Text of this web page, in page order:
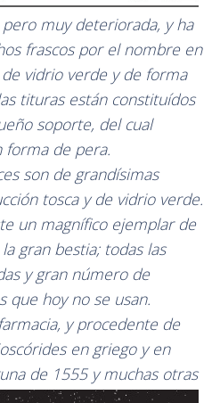
muy deteriorada, y ha
frascos por el nombre en
vidrio verde y de forma
tituras están constituídos
soporte, del cual
forma de pera.
son de grandísimas
tosca y de vidrio verde.
un magnífico ejemplar de
gran bestia; todas las
y gran número de
que hoy no se usan.
y procedente de
en griego y en
de 1555 ymuchas otras